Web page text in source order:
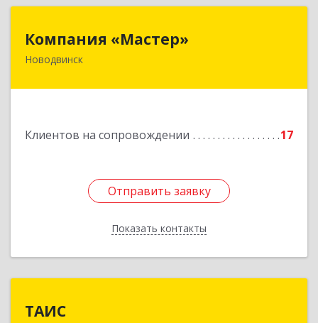
Компания «Мастер»
Новодвинск
Клиентов на сопровождении 17
Отправить заявку
Показать контакты
164902, Архангельская обл, Новодвинск г,
Отправить заявку
Назад
ТАИС